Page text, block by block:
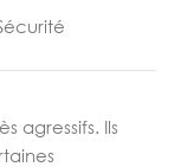
agressifs. Ils